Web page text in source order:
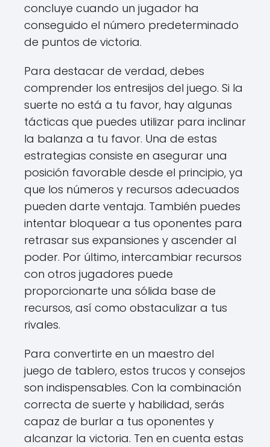
concluye cuando un jugador ha
conseguido el número predeterminado
de puntos de victoria.
Para destacar de verdad, debes
comprender los entresijos del juego. Si la
suerte no está a tu favor, hay algunas
tácticas que puedes utilizar para inclinar
la balanza a tu favor. Una de estas
estrategias consiste en asegurar una
posición favorable desde el principio, ya
que los números y recursos adecuados
pueden darte ventaja. También puedes
intentar bloquear a tus oponentes para
retrasar sus expansiones y ascender al
poder. Por último, intercambiar recursos
con otros jugadores puede
proporcionarte una sólida base de
recursos, así como obstaculizar a tus
rivales.
Para convertirte en un maestro del
juego de tablero, estos trucos y consejos
son indispensables. Con la combinación
correcta de suerte y habilidad, serás
capaz de burlar a tus oponentes y
alcanzar la victoria. Ten en cuenta estas